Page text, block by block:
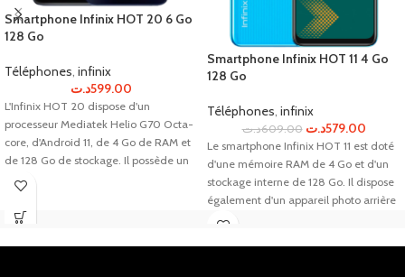
Smartphone Infinix HOT 20 6 Go
128 Go
Téléphones, infinix
599.00د.ت
L'Infinix HOT 20 dispose d'un
processeur Mediatek Helio G70 Octa-
core, d'Android 11, de 4 Go de RAM et
de 128 Go de stockage. Il possède un
appareil photo arrière de 13 MP f/1.8
caméra frontale de 8 MP f/2.0 (large).
connectivité 4G, WiFi, Bluetooth et
Smartphone Infinix HOT 11 4 Go
128 Go
Téléphones, infinix
609.00د.ت 579.00د.ت
Le smartphone Infinix HOT 11 est doté
d'une mémoire RAM de 4 Go et d'un
stockage interne de 128 Go. Il dispose
également d'un appareil photo arrière
de 13 MP avec une ouverture f/1.8 et